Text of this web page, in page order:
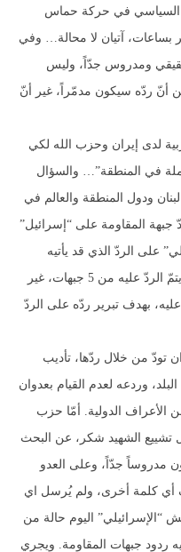
السياسي في حركة حماس
بساعات، آتيان لا محالة… وفي
ومدروس جدّاً، وليس
أنّ ردّه سيكون مدمّراً، غير أنّ
لدى إيران وحزب الله لكي
في المنطقة”… والسؤال
ودول المنطقة والعالم في
المقاومة على “إسرائيل”
على الردّ الذي قد يأتيه
منفرداً أو جماعياً؟! وينتظر هذا الأخير أن يتمّ الردّ عليه من 5 جبهات، غير
بهدف تبرير ردّه على الردّ
تودّ من خلال ردّها، تأديب
وردعه لعدم القيام بعدوان
الأعراف الدولية. أمّا حزب
تشييع الشهيد شكر، عن البحث
مدروساً جدّاً، وعلى العدو
أي كلمة أخرى، ولم يُرسل اي
“الإسرائيلي” اليوم حالة من
ردود جبهات المقاومة. ويجري